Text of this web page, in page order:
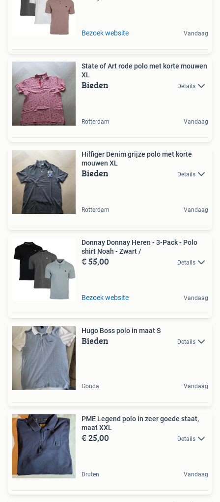
Bezoek website Vandaag
State of Art rode polo met korte mouwen
XL
Bieden Details
Rotterdam Vandaag
Hilfiger Denim grijze polo met korte
mouwen XL
Bieden Details
Rotterdam Vandaag
Donnay Donnay Heren - 3-Pack - Polo
shirt Noah - Zwart /
€ 55,00 Details
Bezoek website Vandaag
Hugo Boss polo in maat S
Bieden Details
Gouda Vandaag
PME Legend polo in zeer goede staat,
maat XXL
€ 25,00 Details
Druten Vandaag